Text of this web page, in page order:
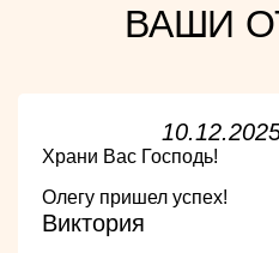
ВАШИ
Храни Вас Господь!
Олегу пришел успех!
Виктория